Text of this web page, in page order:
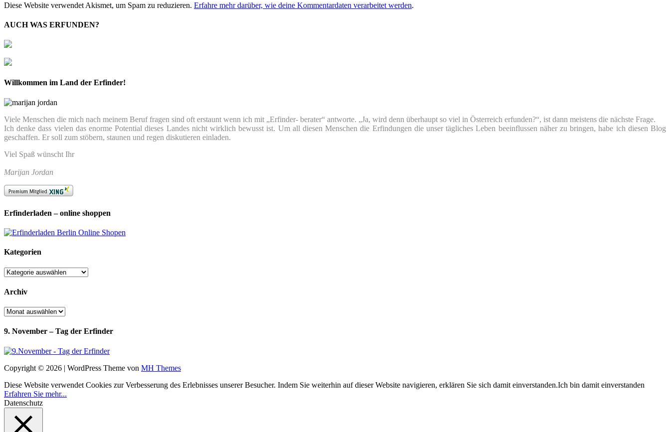
Diese Website verwendet Akismet, um Spam zu reduzieren. Erfahre mehr darüber, wie deine Kommentardaten verarbeitet werden.
AUCH WAS ERFUNDEN?
Willkommen im Land der Erfinder!
Viele Menschen die mich nach meinem Beruf fragen sind oft erstaunt wenn ich mit „Erfinder- berater“ antworte. „Ja, wird denn überhaupt so viel in Österreich erfunden?“, ist dann meistens die nächste Frage.
Ich denke dass vielen das enorme Potential dieses Landes nicht wirklich bewusst ist. Um all diesen Menschen die Erfindungen die unser tägliches Leben beeinflussen näher zu bringen, habe ich diesen Blog
geschaffen. Er soll zum stöbern, staunen und regen diskutieren einladen.
Viel Spaß wünscht Ihr
Marijan Jordan
Erfinderladen – online shoppen
Kategorien
Kategorien
Archiv
Archiv
9. November – Tag der Erfinder
Copyright © 2026 | WordPress Theme von MH Themes
Diese Website verwendet Cookies zur Verbesserung des Erlebnisses unserer Besucher. Indem Sie weiterhin auf dieser Website navigieren, erklären Sie sich damit einverstanden.Ich bin damit einverstanden
Erfahren Sie mehr...
Datenschutz